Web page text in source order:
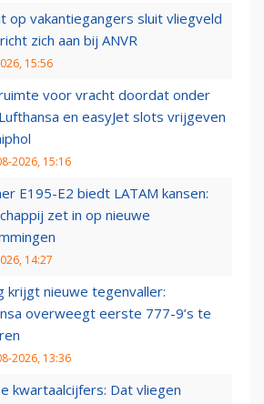
op vakantiegangers sluit vliegveld
zich aan bij ANVR
15:56
voor vracht doordat onder
en easyJet slots vrijgeven
2026, 15:16
E195-E2 biedt LATAM kansen:
zet in op nieuwe
14:27
krijgt nieuwe tegenvaller:
overweegt eerste 777-9’s te
2026, 13:36
kwartaalcijfers: Dat vliegen